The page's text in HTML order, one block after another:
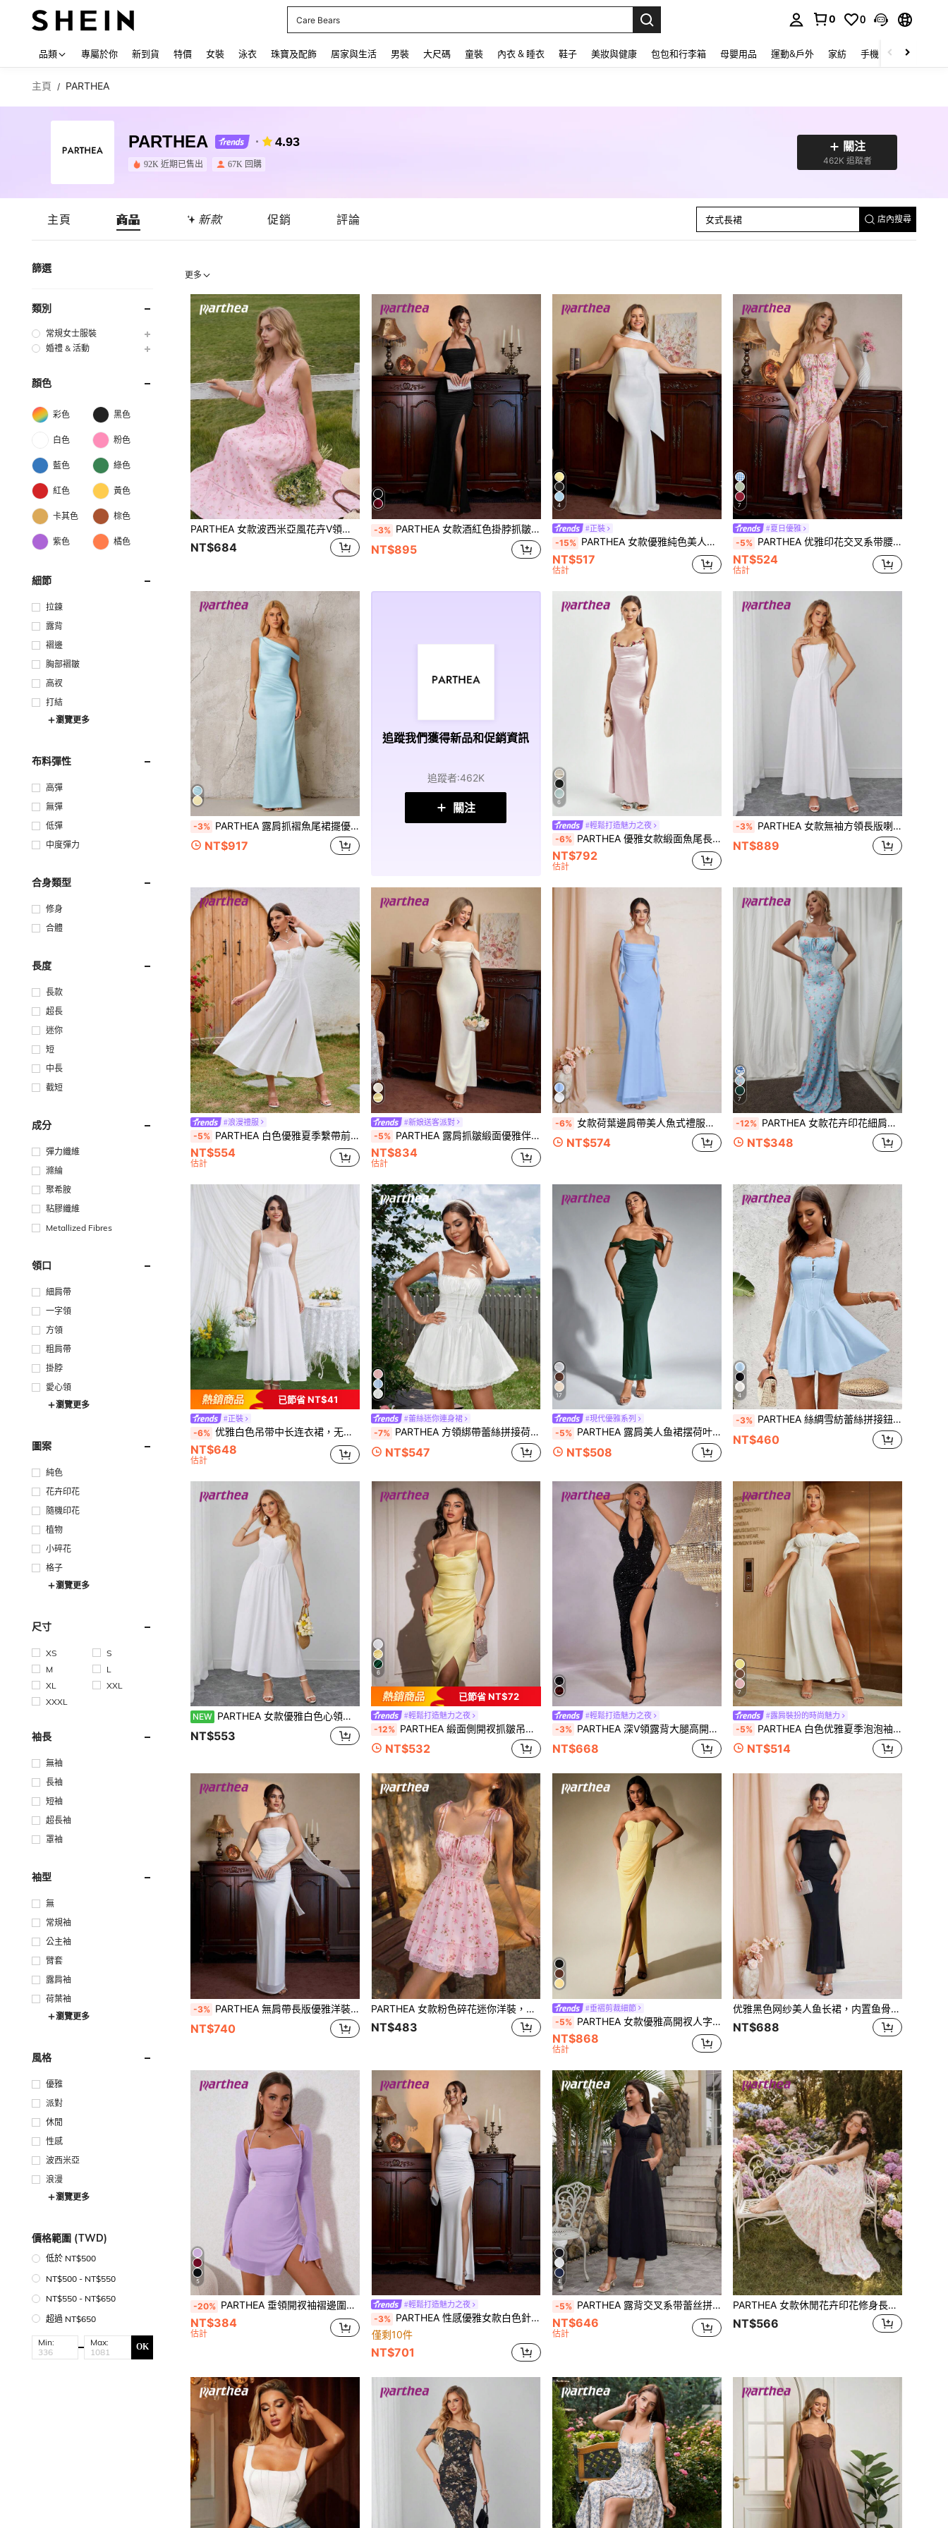
Care Bears
0 0
品類 專屬於你 新到貨 特價 女裝 泳衣 珠寶及配飾 居家與生活 男裝 大尺碼 童裝 內衣 & 睡衣 鞋子 美妝與健康 包包和行李箱 母嬰用品 運動&戶外 家紡 手機 & 手機配件
主頁 / PARTHEA
PARTHEA 4.93
92K 近期已售出 67K 回購
關注
462K 追蹤者
主頁 商品 新款 促銷 評論
女用迷你連身裙
女式長裙
女式長連身裙
店內搜尋
篩選
類別
常規女士服裝
婚禮 & 活動
顏色
彩色 黑色
白色 粉色
藍色 綠色
紅色 黃色
卡其色 棕色
紫色 橘色
細節
拉鍊
露背
褶邊
胸部褶皺
高衩
打結
瀏覽更多
布料彈性
高彈
無彈
低彈
中度彈力
合身類型
修身
合體
長度
長款
超長
迷你
短
中長
截短
成分
彈力纖維
滌綸
聚希胺
粘膠纖維
Metallized Fibres
領口
細肩帶
一字領
方領
粗肩帶
掛脖
愛心領
瀏覽更多
圖案
純色
花卉印花
隨機印花
植物
小碎花
格子
瀏覽更多
尺寸
XS
S
M
L
XL
XXL
XXXL
袖長
無袖
長袖
短袖
超長袖
罩袖
袖型
無
常規袖
公主袖
臂套
露肩袖
荷葉袖
瀏覽更多
風格
優雅
派對
休閒
性感
波西米亞
浪漫
瀏覽更多
價格範圍 (TWD)
低於 NT$500
NT$500 - NT$550
NT$550 - NT$650
超過 NT$650
Min: Max: OK
更多
PARTHEA 女款波西米亞風花卉V領無袖A字中長洋裝，荷葉領蕾絲設計，優雅休閒派對陽光裙，後背繫帶交叉式夏季洋裝
NT$684
-3% PARTHEA 女款酒紅色掛脖抓皺魚尾高衩長洋裝，適合正式優雅派對穿著，黑色婚禮秋季款
NT$895
4
#正裝
-15% PARTHEA 女款優雅純色美人魚長洋裝，露肩披肩領設計，露背貼身晚禮服，白色夏季派對款
NT$517
估計
7
#夏日優雅
-5% PARTHEA 优雅印花交叉系带腰部吊带连衣裙，夏季度假
NT$524
估計
-3% PARTHEA 露肩抓褶魚尾裙擺優雅正式晚禮服（拉鍊設計，性感）派對 春季婚禮 秋季
NT$917
追蹤我們獲得新品和促銷資訊
追蹤者:462K
關注 6
#輕鬆打造魅力之夜
-6% PARTHEA 優雅女款緞面魚尾長洋裝，花卉刺繡細肩帶，垂墜領口與後背繫帶設計，粉紅色
NT$792
估計
-3% PARTHEA 女款無袖方領長版喇叭裙，正式晚禮服，優雅白色綁帶抓皺交叉露背設計，適用婚禮派對
NT$889
#浪漫禮服
-5% PARTHEA 白色優雅夏季繫帶前開衩大腿塑形抓皺細肩帶洋裝
NT$554
估計
#新娘送客派對
-5% PARTHEA 露肩抓皺緞面優雅伴娘禮服 秋季婚禮
NT$834
估計
-6% 女款荷葉邊肩帶美人魚式禮服，方領鏤空貼身正式晚宴長裙，優雅夏季款
NT$574
7
-12% PARTHEA 女款花卉印花細肩帶美人魚下擺抓皺洋裝 度假派對優雅夏季
NT$348
已節省 NT$41
#正裝
-6% 优雅白色吊带中长连衣裙，无袖A字蕾丝装饰性感派对休闲连衣裙
NT$648
估計
#蕾絲迷你連身裙
-7% PARTHEA 方領綁帶蕾絲拼接荷葉邊修身洋裝 白色優雅夏季
NT$547
17
#現代優雅系列
-5% PARTHEA 露肩美人鱼裙摆荷叶边修身连衣裙，夏季优雅派对装扮
NT$508
4
-3% PARTHEA 絲綢雪紡蕾絲拼接鈕扣前開衩修身百褶洋裝 優雅夏季
NT$460
NEW PARTHEA 女款優雅白色心領長洋裝，無袖，附百褶荷葉邊與蕾絲細節，夏季款
NT$553
6
已節省 NT$72
#輕鬆打造魅力之夜
-12% PARTHEA 緞面側開衩抓皺吊帶洋裝 派對優雅夏季黃色
NT$532
#輕鬆打造魅力之夜
-3% PARTHEA 深V領露背大腿高開衩亮片天鵝絨長洋裝
NT$668
7
#露肩裝扮的時尚魅力
-5% PARTHEA 白色优雅夏季泡泡袖系带露肩开衩连衣裙
NT$514
-3% PARTHEA 無肩帶長版優雅洋裝，壓褶骨架設計、飄逸腰帶、彈性面料，時尚白色婚禮派對款
NT$740
PARTHEA 女款粉色碎花迷你洋裝，蕾絲飾邊細肩帶 A 字裙式吊帶裙，夏季派對海灘穿搭優雅度假風
NT$483
#垂褶剪裁細節
-5% PARTHEA 女款優雅高開衩人字紋百褶網紗貼身無肩帶洋裝，半正式舞會禮服，黃色，適合婚禮派對秋季
NT$868
估計
优雅黑色网纱美人鱼长裙，内置鱼骨支撑，可变换露肩、垂领、褶皱修身设计，适合晚宴、派对、婚礼等场合。
NT$688
5
-20% PARTHEA 垂領開衩袖褶邊圍裹下擺緊身洋裝帶前胸敞開短上衣
NT$384
估計
#輕鬆打造魅力之夜
-3% PARTHEA 性感優雅女款白色針織長洋裝，無袖方領，抓皺露背交叉綁帶，高開衩高彈性雞尾酒晚禮服
僅剩10件
NT$701
4
-5% PARTHEA 露背交叉系带蕾丝拼接鱼骨泡泡袖褶皱紧身连衣裙（拉链，性感）黑色夏季优雅
NT$646
估計
PARTHEA 女款休閒花卉印花修身長洋裝，方領荷葉邊設計，後背繫帶，蕾絲拼接粉色度假優雅夏季款
NT$566